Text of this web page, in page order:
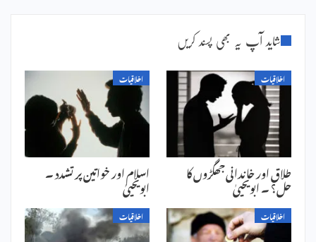
شاید آپ یہ بھی پسند کریں
اخلاقیات
طلاق اور خاندانی جھگڑوں کا
حل؟ ۔ ابویحییٰ
اخلاقیات
اسلام اور خواتین پر تشدد ۔
ابویحییٰ
اخلاقیات اخلاقیات